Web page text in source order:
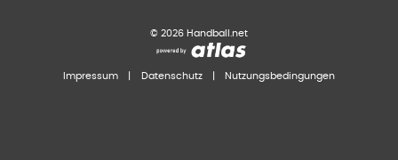
© 2026 Handball.net
Impressum Datenschutz Nutzungsbedingungen